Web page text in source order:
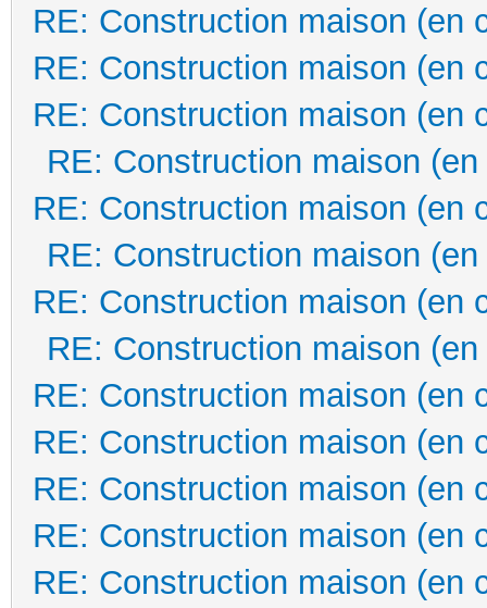
RE: Construction maison (en
RE: Construction maison (en
RE: Construction maison (en
RE: Construction maison
RE: Construction maison (en
RE: Construction maison
RE: Construction maison (en
RE: Construction maison
RE: Construction maison (en
RE: Construction maison (en
RE: Construction maison (en
RE: Construction maison (en
RE: Construction maison (en